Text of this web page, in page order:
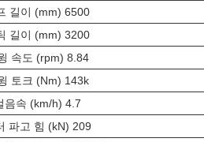
길이 (mm) 6500
길이 (mm) 3200
속도 (rpm) 8.84
토크 (Nm) 143k
음속 (km/h) 4.7
파고 힘 (kN) 209